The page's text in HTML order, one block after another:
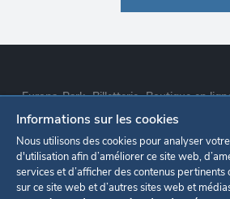
Europa-Park Billetterie Boutique en
Déclaration de confidentialité
Mentions légales
Informations sur les cookies
Nous utilisons des cookies pour analyser
d'utilisation afin d’améliorer ce site web,
services et d’afficher des contenus
sur ce site web et d’autres sites web et